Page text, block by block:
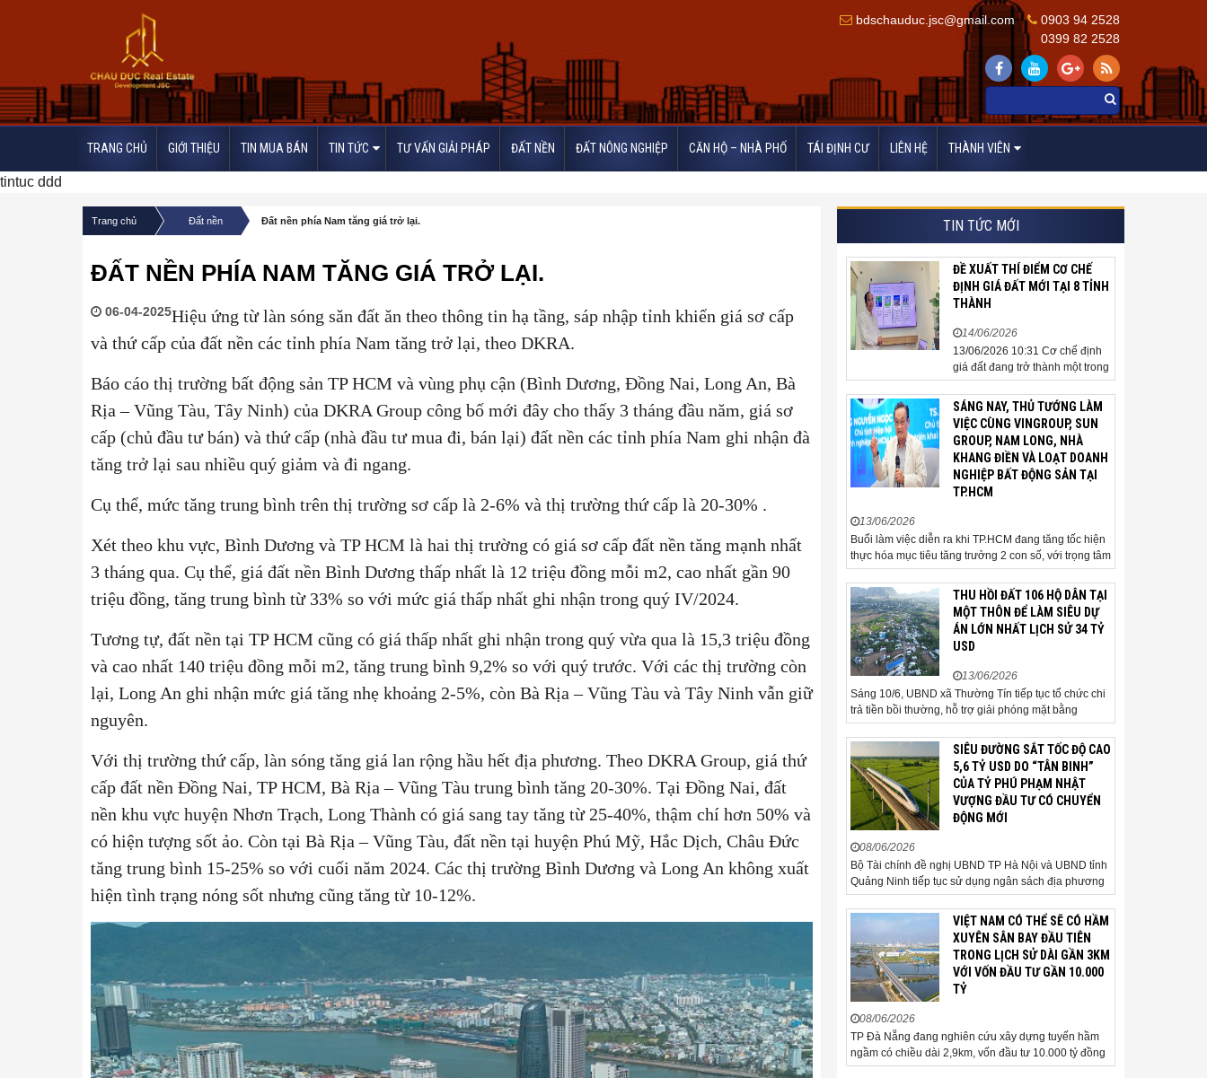
bdschauduc.jsc@gmail.com
0903 94 2528
0399 82 2528
TRANG CHỦ GIỚI THIỆU TIN MUA BÁN TIN TỨC TƯ VẤN GIẢI PHÁP ĐẤT NỀN ĐẤT NÔNG NGHIỆP CĂN HỘ – NHÀ PHỐ TÁI ĐỊNH CƯ LIÊN HỆ THÀNH VIÊN
tintuc ddd
Trang chủ
Đất nền
Đất nền phía Nam tăng giá trở lại.
ĐẤT NỀN PHÍA NAM TĂNG GIÁ TRỞ LẠI.
06-04-2025Hiệu ứng từ làn sóng săn đất ăn theo thông tin hạ tầng, sáp nhập tỉnh khiến giá sơ cấp
và thứ cấp của đất nền các tỉnh phía Nam tăng trở lại, theo DKRA.
Báo cáo thị trường bất động sản TP HCM và vùng phụ cận (Bình Dương, Đồng Nai, Long An, Bà
Rịa – Vũng Tàu, Tây Ninh) của DKRA Group công bố mới đây cho thấy 3 tháng đầu năm, giá sơ
cấp (chủ đầu tư bán) và thứ cấp (nhà đầu tư mua đi, bán lại) đất nền các tỉnh phía Nam ghi nhận đà
tăng trở lại sau nhiều quý giảm và đi ngang.
Cụ thể, mức tăng trung bình trên thị trường sơ cấp là 2-6% và thị trường thứ cấp là 20-30% .
Xét theo khu vực, Bình Dương và TP HCM là hai thị trường có giá sơ cấp đất nền tăng mạnh nhất
3 tháng qua. Cụ thể, giá đất nền Bình Dương thấp nhất là 12 triệu đồng mỗi m2, cao nhất gần 90
triệu đồng, tăng trung bình từ 33% so với mức giá thấp nhất ghi nhận trong quý IV/2024.
Tương tự, đất nền tại TP HCM cũng có giá thấp nhất ghi nhận trong quý vừa qua là 15,3 triệu đồng
và cao nhất 140 triệu đồng mỗi m2, tăng trung bình 9,2% so với quý trước. Với các thị trường còn
lại, Long An ghi nhận mức giá tăng nhẹ khoảng 2-5%, còn Bà Rịa – Vũng Tàu và Tây Ninh vẫn giữ
nguyên.
Với thị trường thứ cấp, làn sóng tăng giá lan rộng hầu hết địa phương. Theo DKRA Group, giá thứ
cấp đất nền Đồng Nai, TP HCM, Bà Rịa – Vũng Tàu trung bình tăng 20-30%. Tại Đồng Nai, đất
nền khu vực huyện Nhơn Trạch, Long Thành có giá sang tay tăng từ 25-40%, thậm chí hơn 50% và
có hiện tượng sốt ảo. Còn tại Bà Rịa – Vũng Tàu, đất nền tại huyện Phú Mỹ, Hắc Dịch, Châu Đức
tăng trung bình 15-25% so với cuối năm 2024. Các thị trường Bình Dương và Long An không xuất
hiện tình trạng nóng sốt nhưng cũng tăng từ 10-12%.
TIN TỨC MỚI
ĐỀ XUẤT THÍ ĐIỂM CƠ CHẾ
ĐỊNH GIÁ ĐẤT MỚI TẠI 8 TỈNH
THÀNH
14/06/2026
13/06/2026 10:31 Cơ chế định
giá đất đang trở thành một trong
những nội dung được cộng
đồng doanh nghiệp, các chuyên
gia và cơ quan quản lý đặc biệt
quan tâm khi tác động trực tiếp
đến quá trình triển khai dự án,
thu hút đầu tư và sự phát triển
ổn định của...
SÁNG NAY, THỦ TƯỚNG LÀM
VIỆC CÙNG VINGROUP, SUN
GROUP, NAM LONG, NHÀ
KHANG ĐIỀN VÀ LOẠT DOANH
NGHIỆP BẤT ĐỘNG SẢN TẠI
TP.HCM
13/06/2026
Buổi làm việc diễn ra khi TP.HCM đang tăng tốc hiện
thực hóa mục tiêu tăng trưởng 2 con số, với trọng tâm
là giải ngân đầu tư công, hoàn thiện mô hình chính
quyền địa phương 2 cấp, phát triển nhà ở xã hội và
xử lý các vướng mắc về cơ chế, chính...
THU HỒI ĐẤT 106 HỘ DÂN TẠI
MỘT THÔN ĐỂ LÀM SIÊU DỰ
ÁN LỚN NHẤT LỊCH SỬ 34 TỶ
USD
13/06/2026
Sáng 10/6, UBND xã Thường Tín tiếp tục tổ chức chi
trả tiền bồi thường, hỗ trợ giải phóng mặt bằng
(GPMB) cho 106 hộ gia đình, cá nhân thuộc diện thu
hồi đất để thực hiện dự án Khu đô thị thể thao Quốc
tế Hà Nội trên địa bàn thôn Nhuệ Giang. Trong...
SIÊU ĐƯỜNG SẮT TỐC ĐỘ CAO
5,6 TỶ USD DO “TÂN BINH”
CỦA TỶ PHÚ PHẠM NHẬT
VƯỢNG ĐẦU TƯ CÓ CHUYỂN
ĐỘNG MỚI
08/06/2026
Bộ Tài chính đề nghị UBND TP Hà Nội và UBND tỉnh
Quảng Ninh tiếp tục sử dụng ngân sách địa phương
để thực hiện công tác giải phóng mặt bằng đối với
phần tuyến đi qua địa bàn hai địa phương, bảo đảm
tiến độ triển khai. Bộ Tài chính vừa có công văn...
VIỆT NAM CÓ THỂ SẼ CÓ HẦM
XUYÊN SÂN BAY ĐẦU TIÊN
TRONG LỊCH SỬ DÀI GẦN 3KM
VỚI VỐN ĐẦU TƯ GẦN 10.000
TỶ
08/06/2026
TP Đà Nẵng đang nghiên cứu xây dựng tuyến hầm
ngầm có chiều dài 2,9km, vốn đầu tư 10.000 tỷ đồng
đi qua sân bay quốc tế. TP Đà Nẵng đang nghiên